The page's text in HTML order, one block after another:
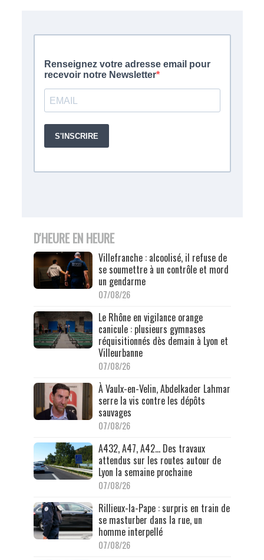
D'HEURE EN HEURE
Villefranche : alcoolisé, il refuse de
se soumettre à un contrôle et mord
un gendarme
07/08/26
Le Rhône en vigilance orange
canicule : plusieurs gymnases
réquisitionnés dès demain à Lyon et
Villeurbanne
07/08/26
À Vaulx-en-Velin, Abdelkader Lahmar
serre la vis contre les dépôts
sauvages
07/08/26
A432, A47, A42… Des travaux
attendus sur les routes autour de
Lyon la semaine prochaine
07/08/26
Rillieux-la-Pape : surpris en train de
se masturber dans la rue, un
homme interpellé
07/08/26